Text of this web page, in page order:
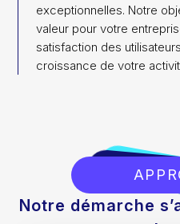
exceptionnelles. Notre
valeur pour votre
satisfaction des
croissance de votre
Notre démarche